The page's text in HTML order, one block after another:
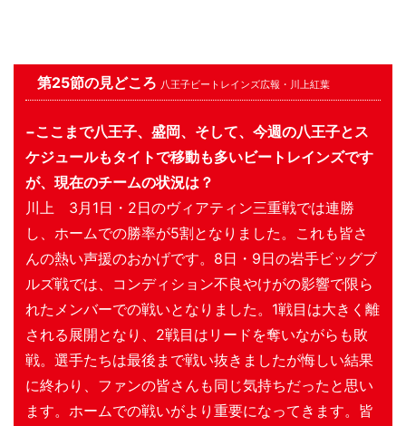
第25節の見どころ 八王子ビートレインズ広報・川上紅葉
−ここまで八王子、盛岡、そして、今週の八王子とス
ケジュールもタイトで移動も多いビートレインズです
が、現在のチームの状況は？
川上 3月1日・2日のヴィアティン三重戦では連勝
し、ホームでの勝率が5割となりました。これも皆さ
んの熱い声援のおかげです。8日・9日の岩手ビッグブ
ルズ戦では、コンディション不良やけがの影響で限ら
れたメンバーでの戦いとなりました。1戦目は大きく離
される展開となり、2戦目はリードを奪いながらも敗
戦。選手たちは最後まで戦い抜きましたが悔しい結果
に終わり、ファンの皆さんも同じ気持ちだったと思い
ます。ホームでの戦いがより重要になってきます。皆